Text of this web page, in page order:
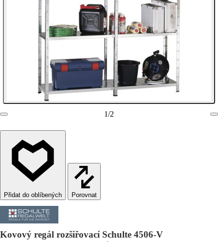
1/2
Porovnat
Kovový regál rozšiřovací Schulte 4506-V